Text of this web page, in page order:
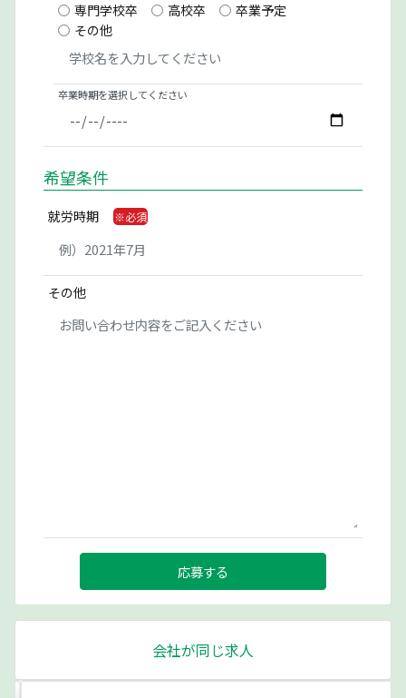
専門学校卒
高校卒
卒業予定
その他
卒業時期を選択してください
希望条件
就労時期
その他
応募する
会社が同じ求人